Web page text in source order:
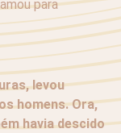
para
levou
homens. Ora,
havia descido